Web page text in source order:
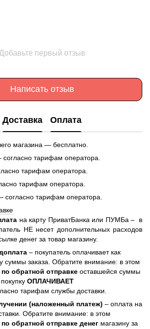
Добавьте первый отзыв
Написать отзыв
Доставка Оплата
магазина — бесплатно.
тарифам оператора.
тарифам оператора.
тарифам оператора.
тарифам оператора.
на карту ПриватБанка или ПУМБа –
в
НЕ несет дополнительных расходов
денег за товар магазину.
– покупатель оплачивает как
суммы заказа. Обратите внимание: в этом
обратной отправке оставшейся суммы
ОПЛАЧИВАЕТ
тарифам службы доставки.
(наложенный платеж) – оплата на
Обратите внимание: в этом
обратной отправке денег магазину за